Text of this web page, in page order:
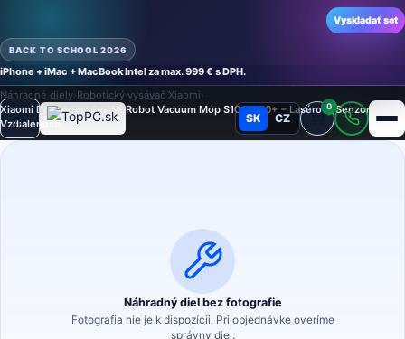
BACK TO SCHOOL 2026
iPhone + iMac + MacBook Intel za max. 999 € s DPH.
Vyskladať set
Režim SK CZ
0
Náhradné diely›Robotický vysávač Xiaomi›
Xiaomi Dreame-series;Mi Robot Vacuum Mop S10+, X10+ – Lasérový Senzor
Vzdialenosti
Náhradný diel bez fotografie
Fotografia nie je k dispozícii. Pri objednávke overíme
správny diel.